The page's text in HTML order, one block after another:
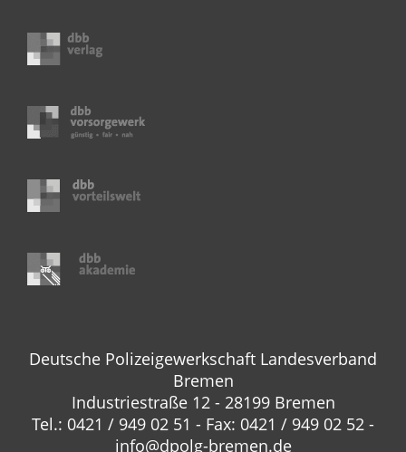
Deutsche Polizeigewerkschaft Landesverband
Bremen
Industriestraße 12 - 28199 Bremen
Tel.: 0421 / 949 02 51 - Fax: 0421 / 949 02 52 -
info@dpolg-bremen.de